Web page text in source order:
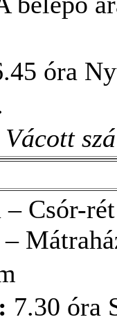
óra
Vácott
– Csór-
7.30 óra